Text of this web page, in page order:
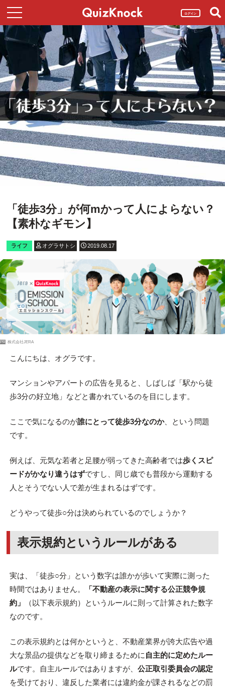
ログイン
「徒歩3分」が何mかって人によらない？
【素朴なギモン】
ライフ オグラサトシ 2019.08.17
PR 株式会社JERA
こんにちは、オグラです。
マンションやアパートの広告を見ると、しばしば「駅から徒
歩3分の好立地」などと書かれているのを目にします。
ここで気になるのが誰にとって徒歩3分なのか、という問題
です。
例えば、元気な若者と足腰が弱ってきた高齢者では歩くスピ
ードがかなり違うはずですし、同じ歳でも普段から運動する
人とそうでない人で差が生まれるはずです。
どうやって徒歩○分は決められているのでしょうか？
表示規約というルールがある
実は、「徒歩○分」という数字は誰かが歩いて実際に測った
時間ではありません。
「不動産の表示に関する公正競争規
約」
（以下表示規約）というルールに則って計算された数字
なのです。
この表示規約とは何かというと、不動産業界が誇大広告や過
大な景品の提供などを取り締まるために 自主的に定めたルー
ルです。自主ルールではありますが、 公正取引委員会の認定
を受けており、違反した業者には違約金が課されるなどの罰